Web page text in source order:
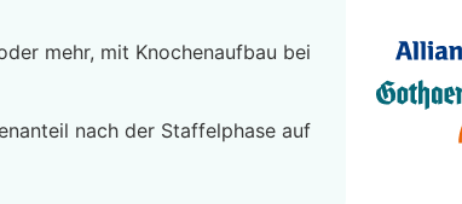
mehr, mit Knochenaufbau bei
nach der Staffelphase auf